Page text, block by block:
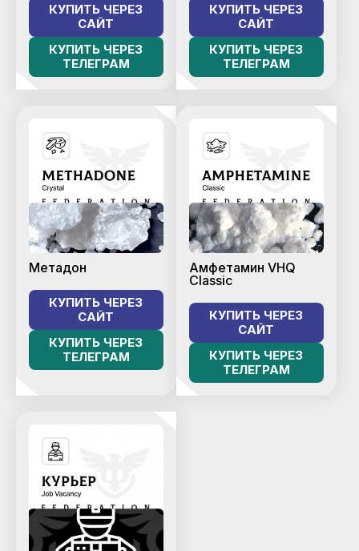
КУПИТЬ ЧЕРЕЗ
САЙТ
КУПИТЬ ЧЕРЕЗ
ТЕЛЕГРАМ
КУПИТЬ ЧЕРЕЗ
САЙТ
КУПИТЬ ЧЕРЕЗ
ТЕЛЕГРАМ
Метадон
КУПИТЬ ЧЕРЕЗ
САЙТ
КУПИТЬ ЧЕРЕЗ
ТЕЛЕГРАМ
Амфетамин VHQ
Classic
КУПИТЬ ЧЕРЕЗ
САЙТ
КУПИТЬ ЧЕРЕЗ
ТЕЛЕГРАМ